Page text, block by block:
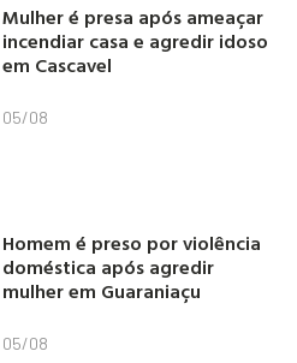
Mulher é presa após ameaçar
incendiar casa e agredir idoso
em Cascavel
05/08
Homem é preso por violência
doméstica após agredir
mulher em Guaraniaçu
05/08